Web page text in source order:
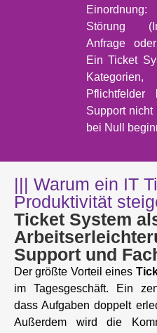
Störung
Anfrage
Ein Ticket
Support nicht
bei Null
||| Warum ein IT
Produktivität
Ticket System
Support und
Der größte Vorteil eines
im Tagesgeschäft. Ein
dass Aufgaben doppelt
Außerdem wird die